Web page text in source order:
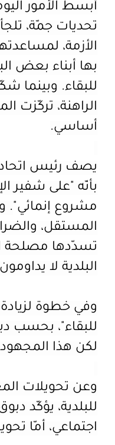
أبسط الأمور
تحديات جمّة،
الأزمة،
بها أبناء بعض
للبقاء. وبينما
الراهنة، تركّزت
أساسي.
يصف رئيس اتحاد
بأنّه " على شفير
مشروع إنمائي" .
المستقل،
تسدّدها مصلحة
البلدية لا
وفي خطوة
للبقاء"، بحسب
لكن هذا
وعن تحويلات
للبلدية، يؤكّد
اجتماعي، أمّا